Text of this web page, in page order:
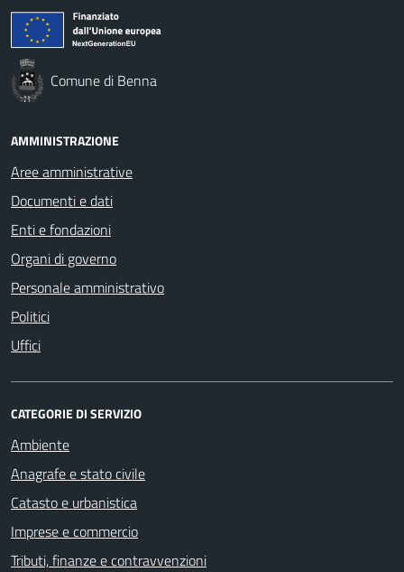
Comune di Benna
AMMINISTRAZIONE
Aree amministrative
Documenti e dati
Enti e fondazioni
Organi di governo
Personale amministrativo
Politici
Uffici
CATEGORIE DI SERVIZIO
Ambiente
Anagrafe e stato civile
Catasto e urbanistica
Imprese e commercio
Tributi, finanze e contravvenzioni